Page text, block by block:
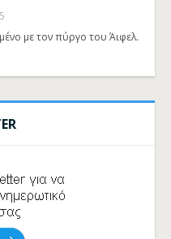
με τον πύργο του Άιφελ.